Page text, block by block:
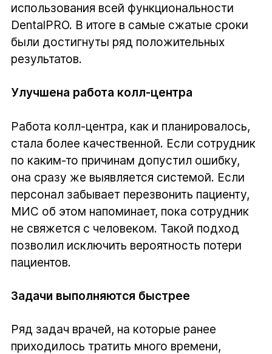
использования всей функциональности
DentalPRO. В итоге в самые сжатые сроки
были достигнуты ряд положительных
результатов.
Улучшена работа колл-центра
Работа колл-центра, как и планировалось,
стала более качественной. Если сотрудник
по каким-то причинам допустил ошибку,
она сразу же выявляется системой. Если
персонал забывает перезвонить пациенту,
МИС об этом напоминает, пока сотрудник
не свяжется с человеком. Такой подход
позволил исключить вероятность потери
пациентов.
Задачи выполняются быстрее
Ряд задач врачей, на которые ранее
приходилось тратить много времени,